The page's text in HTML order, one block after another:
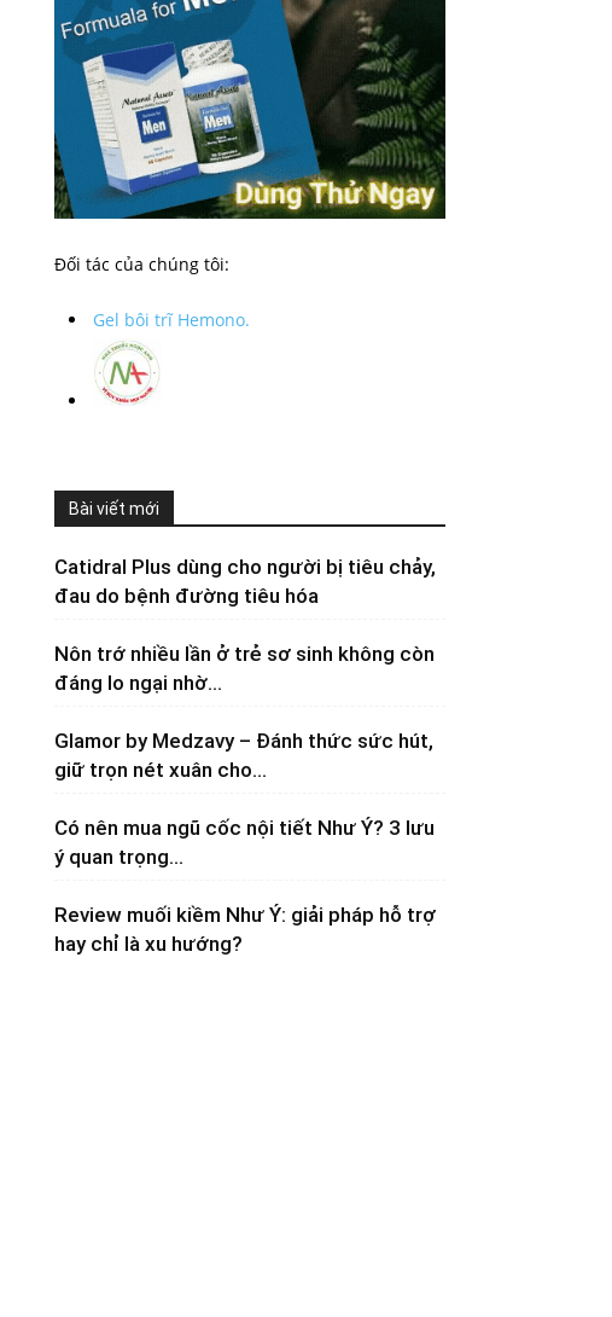
Đối tác của chúng tôi:
Gel bôi trĩ Hemono.
Bài viết mới
Catidral Plus dùng cho người bị tiêu chảy,
đau do bệnh đường tiêu hóa
Nôn trớ nhiều lần ở trẻ sơ sinh không còn
đáng lo ngại nhờ...
Glamor by Medzavy – Đánh thức sức hút,
giữ trọn nét xuân cho...
Có nên mua ngũ cốc nội tiết Như Ý? 3 lưu
ý quan trọng...
Review muối kiềm Như Ý: giải pháp hỗ trợ
hay chỉ là xu hướng?